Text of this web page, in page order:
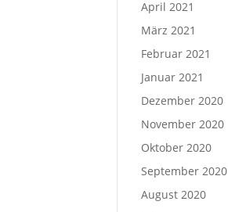
April 2021
März 2021
Februar 2021
Januar 2021
Dezember 2020
November 2020
Oktober 2020
September 2020
August 2020